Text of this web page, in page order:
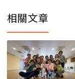
相關文章